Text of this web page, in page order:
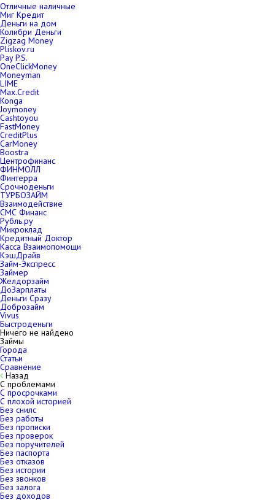
Отличные наличные
Миг Кредит
Деньги на дом
Колибри Деньги
Zigzag Money
Pliskov.ru
Pay P.S.
OneClickMoney
Moneyman
LIME
Max.Credit
Konga
Joymoney
Cashtoyou
FastMoney
CreditPlus
CarMoney
Boostra
Центрофинанс
ФИНМОЛЛ
Финтерра
Срочноденьги
ТУРБОЗАЙМ
Взаимодействие
СМС Финанс
Рубль.ру
Микроклад
Кредитный Доктор
Касса Взаимопомощи
КэшДрайв
Займ-Экспресс
Займер
Желдорзайм
ДоЗарплаты
Деньги Сразу
Доброзайм
Vivus
Быстроденьги
Ничего не найдено
Займы
Города
Статьи
Сравнение
Назад
С проблемами
С просрочками
С плохой историей
Без снилс
Без работы
Без прописки
Без проверок
Без поручителей
Без паспорта
Без отказов
Без истории
Без звонков
Без залога
Без доходов